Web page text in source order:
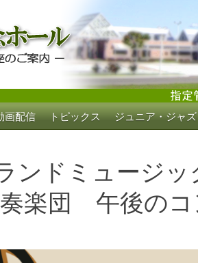
ール
画配信 トピックス ジュニア・ジャズ
ンドミュージ
楽団 午後のコ